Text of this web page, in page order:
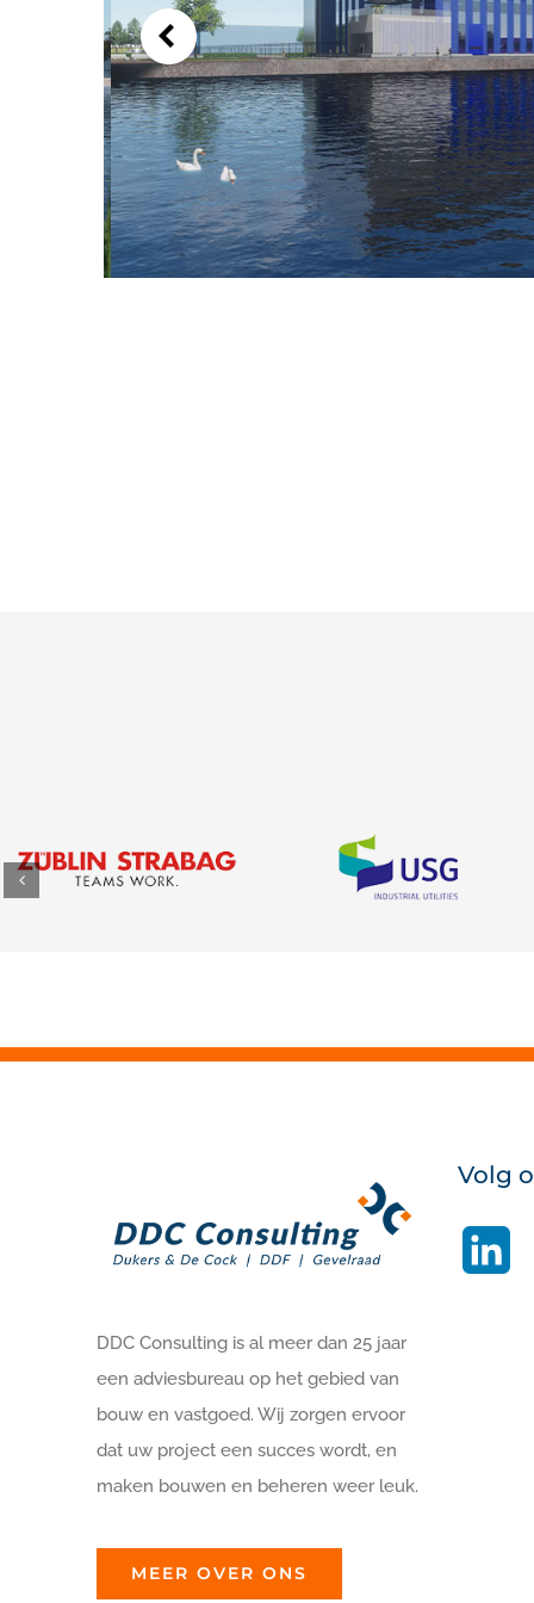
DDC Consulting is al meer dan 25 jaar
een adviesbureau op het gebied van
bouw en vastgoed. Wij zorgen ervoor
dat uw project een succes wordt, en
maken bouwen en beheren weer leuk.
MEER OVER ONS
Volg